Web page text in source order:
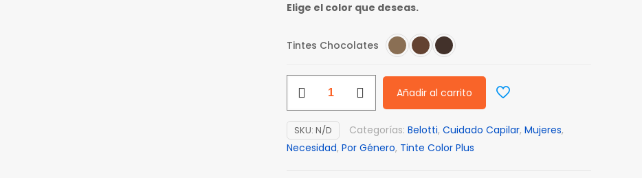
Elige el color que deseas.
Tintes Chocolates
Color
Tonos
Chocolate
Añadir al carrito
SKU: N/D Categorías: Belotti, Cuidado Capilar, Mujeres,
Necesidad, Por Género, Tinte Color Plus